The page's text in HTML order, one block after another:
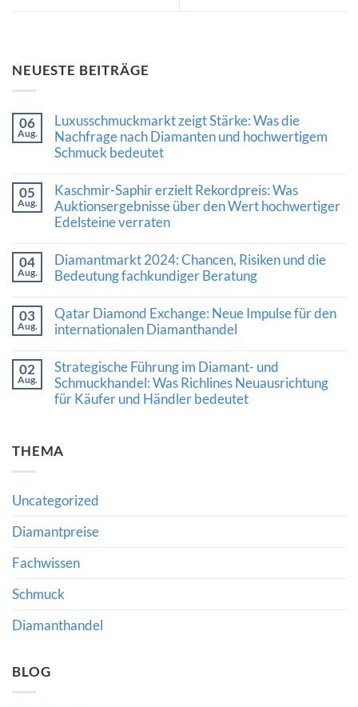
NEUESTE BEITRÄGE
06
Aug.
Luxusschmuckmarkt zeigt Stärke: Was die
Nachfrage nach Diamanten und hochwertigem
Schmuck bedeutet
zu
Luxusschmuckmarkt
zeigt
Stärke:
Nachfrage
nach
Diamanten
Schmuck
bedeutet
05
Aug.
Kaschmir-Saphir erzielt Rekordpreis: Was
Auktionsergebnisse über den Wert hochwertiger
Edelsteine verraten
zu
Kaschmir-
Saphir
Rekordpreis:
Was
Auktionsergebnisse
Wert
hochwertiger
Edelsteine
verraten
04
Aug.
Diamantmarkt 2024: Chancen, Risiken und die
Bedeutung fachkundiger Beratung
zu
Diamantmarkt
2024:
Risiken
und
die
Bedeutung
fachkundiger
03
Aug.
Qatar Diamond Exchange: Neue Impulse für den
internationalen Diamanthandel
zu
Qatar
Diamond
Exchange:
den
internationalen
02
Aug.
Strategische Führung im Diamant- und
Schmuckhandel: Was Richlines Neuausrichtung
für Käufer und Händler bedeutet
Strategische
Schmuckhandel:
Richlines
Neuausrichtung
Käufer
bedeutet
THEMA
Uncategorized
Diamantpreise
Fachwissen
Schmuck
Diamanthandel
BLOG